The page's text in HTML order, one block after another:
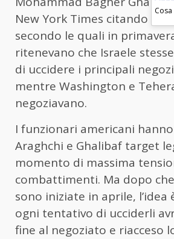
New York Times citando
secondo le quali in
ritenevano che Israele
di uccidere i principali
mentre Washington e
negoziavano.
I funzionari americani
Araghchi e Ghalibaf target
momento di massima
combattimenti. Ma dopo
sono iniziate in aprile, l’idea
ogni tentativo di ucciderli
fine al negoziato e riacceso